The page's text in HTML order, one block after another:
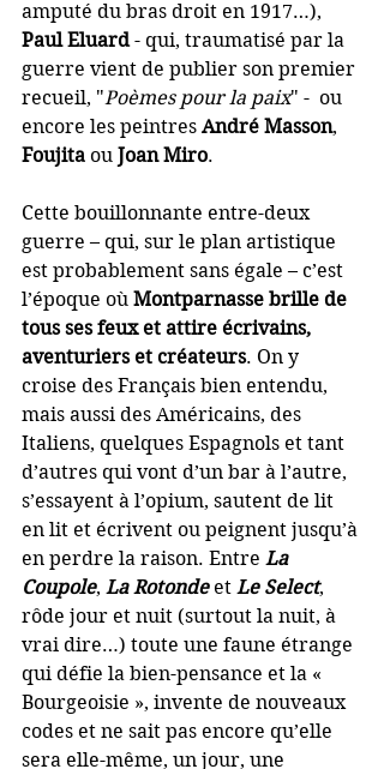
amputé du bras droit en 1917…),
Paul Eluard - qui, traumatisé par la
guerre vient de publier son premier
recueil, "Poèmes pour la paix" -  ou
encore les peintres André Masson,
Foujita ou Joan Miro.
Cette bouillonnante entre-deux
guerre – qui, sur le plan artistique
est probablement sans égale – c’est
l’époque où Montparnasse brille de
tous ses feux et attire écrivains,
aventuriers et créateurs. On y
croise des Français bien entendu,
mais aussi des Américains, des
Italiens, quelques Espagnols et tant
d’autres qui vont d’un bar à l’autre,
s’essayent à l’opium, sautent de lit
en lit et écrivent ou peignent jusqu’à
en perdre la raison. Entre La
Coupole, La Rotonde et Le Select,
rôde jour et nuit (surtout la nuit, à
vrai dire…) toute une faune étrange
qui défie la bien-pensance et la «
Bourgeoisie », invente de nouveaux
codes et ne sait pas encore qu’elle
sera elle-même, un jour, une